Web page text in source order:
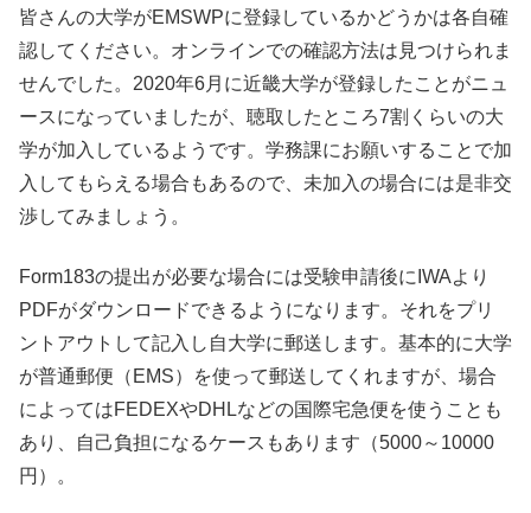
皆さんの大学がEMSWPに登録しているかどうかは各自確
認してください。オンラインでの確認方法は見つけられま
せんでした。2020年6月に近畿大学が登録したことがニュ
ースになっていましたが、聴取したところ7割くらいの大
学が加入しているようです。学務課にお願いすることで加
入してもらえる場合もあるので、未加入の場合には是非交
渉してみましょう。
Form183の提出が必要な場合には受験申請後にIWAより
PDFがダウンロードできるようになります。それをプリ
ントアウトして記入し自大学に郵送します。基本的に大学
が普通郵便（EMS）を使って郵送してくれますが、場合
によってはFEDEXやDHLなどの国際宅急便を使うことも
あり、自己負担になるケースもあります（5000～10000
円）。